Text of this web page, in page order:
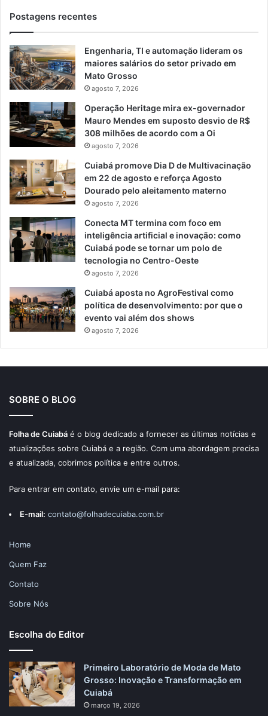
Postagens recentes
Engenharia, TI e automação lideram os
maiores salários do setor privado em
Mato Grosso
agosto 7, 2026
Operação Heritage mira ex-governador
Mauro Mendes em suposto desvio de R$
308 milhões de acordo com a Oi
agosto 7, 2026
Cuiabá promove Dia D de Multivacinação
em 22 de agosto e reforça Agosto
Dourado pelo aleitamento materno
agosto 7, 2026
Conecta MT termina com foco em
inteligência artificial e inovação: como
Cuiabá pode se tornar um polo de
tecnologia no Centro-Oeste
agosto 7, 2026
Cuiabá aposta no AgroFestival como
política de desenvolvimento: por que o
evento vai além dos shows
agosto 7, 2026
SOBRE O BLOG
Folha de Cuiabá é o blog dedicado a fornecer as últimas notícias e
atualizações sobre Cuiabá e a região. Com uma abordagem precisa
e atualizada, cobrimos política e entre outros.
Para entrar em contato, envie um e-mail para:
E-mail: contato@folhadecuiaba.com.br
Home
Quem Faz
Contato
Sobre Nós
Escolha do Editor
Primeiro Laboratório de Moda de Mato
Grosso: Inovação e Transformação em
Cuiabá
março 19, 2026